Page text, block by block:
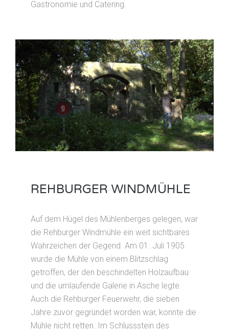
Gastronomie und Catering.
REHBURGER WINDMÜHLE
Auf dem Hügel des Mühlenberges gelegen, war
die Rehburger Windmühle ein weit sichtbares
Wahrzeichen der Gegend. Am 01. Juli 1905
wurde die Mühle von einem Blitzschlag
getroffen, der den beschindelten Holzaufbau
und die umlaufende Galerie in Asche legte.
Auch die Rehburger Feuerwehr, die sieben
Jahre zuvor gegründet worden war, konnte die
Mühle nicht retten. Im Schlussstein des